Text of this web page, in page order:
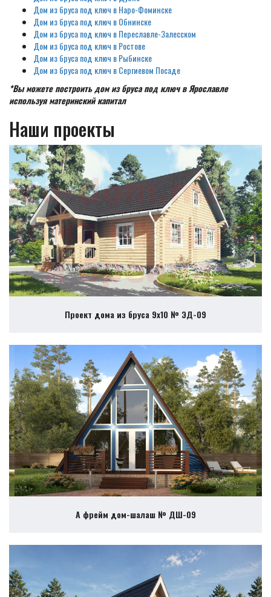
Дом из бруса под ключ в Наро-Фоминске
Дом из бруса под ключ в Обнинске
Дом из бруса под ключ в Переславле-Залесском
Дом из бруса под ключ в Ростове
Дом из бруса под ключ в Рыбинске
Дом из бруса под ключ в Сергиевом Посаде
*Вы можете построить дом из бруса под ключ в Ярославле
используя материнский капитал
Наши проекты
Проект дома из бруса 9х10 № ЭД-09
А фрейм дом-шалаш № ДШ-09